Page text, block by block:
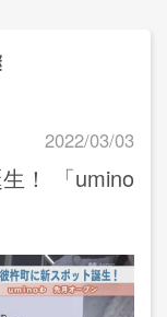
2022/03/03
！ 「umino